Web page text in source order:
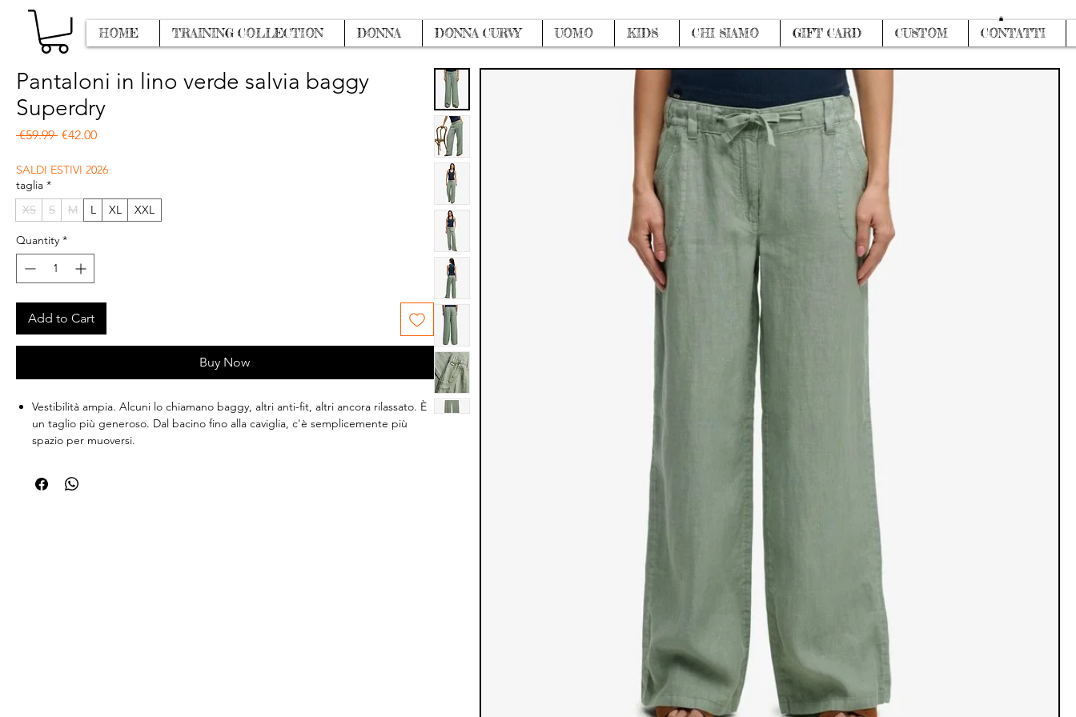
Log In
HOME TRAINING COLLECTION DONNA DONNA CURVY UOMO KIDS CHI SIAMO GIFT CARD CUSTOM CONTATTI
Pantaloni in lino verde salvia baggy
Superdry
€59.99 Regular Price
€42.00Sale Price
SALDI ESTIVI 2026
taglia *
XS
S M L XL XXL
Quantity *
Add to Cart
Buy Now
Vestibilità ampia. Alcuni lo chiamano baggy, altri anti-fit, altri ancora rilassato. È
un taglio più generoso. Dal bacino fino alla caviglia, c'è semplicemente più
spazio per muoversi.
Passanti per cintura con coulisse in vita
Design a quattro tasche